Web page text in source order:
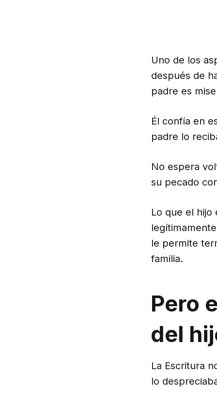
Uno de los
después de
padre es
Él confía en
padre lo
No espera
su pecado
Lo que el hijo
le permite
familia.
Pero
del
La Escritura
lo